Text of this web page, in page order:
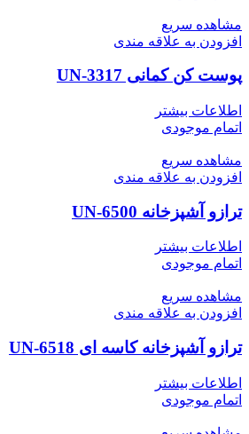
مشاهده سریع
افزودن به علاقه مندی
پوست کن کمانی UN-3317
اطلاعات بیشتر
اتمام موجودی
مشاهده سریع
افزودن به علاقه مندی
ترازو آشپزخانه UN-6500
اطلاعات بیشتر
اتمام موجودی
مشاهده سریع
افزودن به علاقه مندی
ترازو آشپزخانه کاسه ای UN-6518
اطلاعات بیشتر
اتمام موجودی